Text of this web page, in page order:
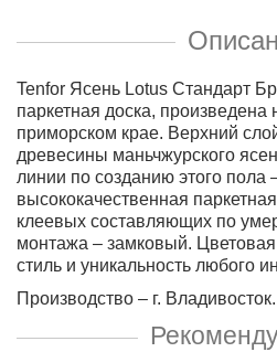
Tenfor Ясень Lotus Стандарт
паркетная доска, произведена
приморском крае. Верхний
древесины маньчжурского
линии по созданию этого пола
высококачественная
клеевых составляющих по
монтажа – замковый.
стиль и уникальность любого
Производство – г. Владивосток.